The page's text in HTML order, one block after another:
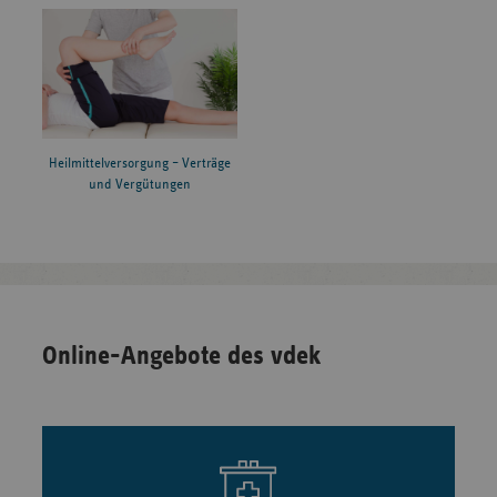
Heilmittelversorgung – Verträge
und Vergütungen
Online-Angebote des vdek